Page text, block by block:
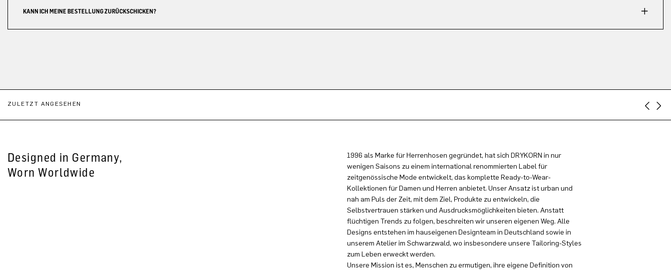
KANN ICH MEINE BESTELLUNG ZURÜCKSCHICKEN?
ZULETZT ANGESEHEN
Designed in Germany,
Worn Worldwide
1996 als Marke für Herrenhosen gegründet, hat sich DRYKORN in nur
wenigen Saisons zu einem international renommierten Label für
zeitgenössische Mode entwickelt, das komplette Ready-to-Wear-
Kollektionen für Damen und Herren anbietet. Unser Ansatz ist urban und
nah am Puls der Zeit, mit dem Ziel, Produkte zu entwickeln, die
Selbstvertrauen stärken und Ausdrucksmöglichkeiten bieten. Anstatt
flüchtigen Trends zu folgen, beschreiten wir unseren eigenen Weg. Alle
Designs entstehen im hauseigenen Designteam in Deutschland sowie in
unserem Atelier im Schwarzwald, wo insbesondere unsere Tailoring-Styles
zum Leben erweckt werden.
Unsere Mission ist es, Menschen zu ermutigen, ihre eigene Definition von